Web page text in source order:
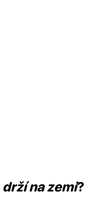
drží na zemi?